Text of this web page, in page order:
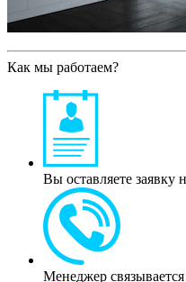
Как мы работаем?
Вы оставляете заявку
Менеджер